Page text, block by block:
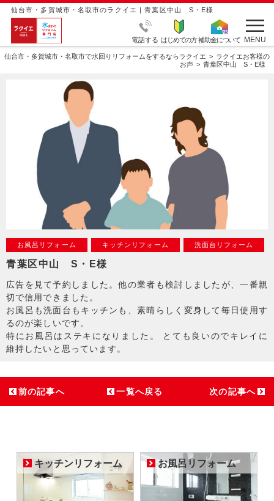
仙台市・多賀城市・名取市のラクイエ | 青葉区中山 S・E様
電話する はじめての方補助金について MENU
仙台市・多賀城市・名取市で水回りリフォームをするならラクイエ
ラクイエお客様の
お声
青葉区中山 S・E様
お風呂リフォーム キッチンリフォーム 洗面台リフォーム
青葉区中山 S・E様
広告を見て予約しました。他の業者も検討しましたが、一番親
切で信用できました。
お風呂も洗面台もキッチンも、素晴らしく変身して毎日使用す
るのが楽しいです。
特にお風呂はステキになりました。 とても良いのでキレイに
維持したいと思っています。
前の記事へ 一覧へ戻る 次の記事へ
キッチンリフォーム お風呂リフォーム